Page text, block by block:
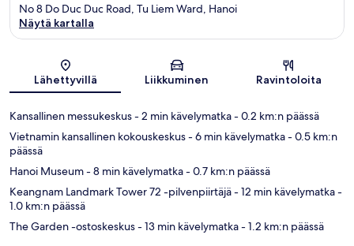
Kartta
No 8 Do Duc Duc Road, Tu Liem Ward, Hanoi
Näytä kartalla
Lähettyvillä Liikkuminen Ravintoloita
Kansallinen messukeskus- 2 min kävelymatka- 0.2 km:n päässä
Vietnamin kansallinen kokouskeskus- 6 min kävelymatka- 0.5 km:n
päässä
Hanoi Museum- 8 min kävelymatka- 0.7 km:n päässä
Keangnam Landmark Tower 72 -pilvenpiirtäjä- 12 min kävelymatka-
1.0 km:n päässä
The Garden -ostoskeskus- 13 min kävelymatka- 1.2 km:n päässä